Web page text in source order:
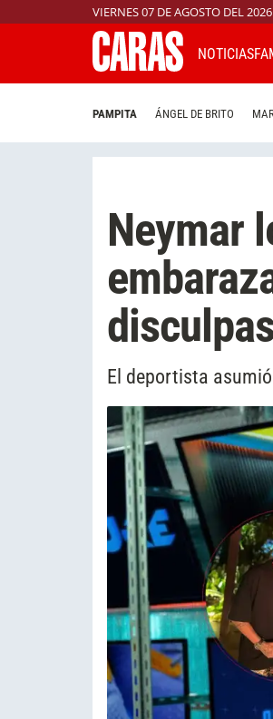
VIERNES 07 DE AGOSTO DEL 2026
NOTICIAS
PAMPITA ÁNGEL DE BRITO
Neymar
El deportista